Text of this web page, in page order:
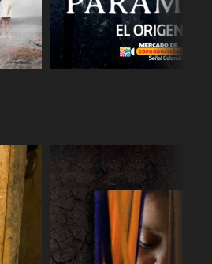
COMPARTIR